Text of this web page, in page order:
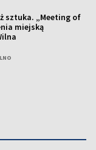
sztuka. „Meeting of
miejską